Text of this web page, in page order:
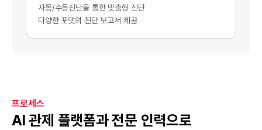
자동/수동진단을 통한 맞춤형 진단
다양한 포맷의 진단 보고서 제공
프로세스
AI 관제 플랫폼과 전문 인력으로